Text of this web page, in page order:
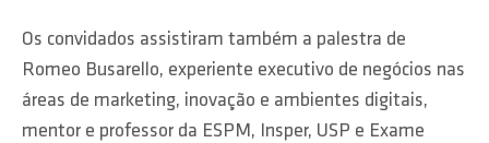
Os convidados assistiram também a palestra de
Romeo Busarello, experiente executivo de negócios nas
áreas de marketing, inovação e ambientes digitais,
mentor e professor da ESPM, Insper, USP e Exame